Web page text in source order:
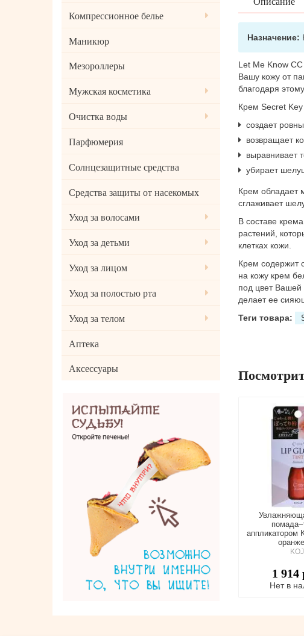
Компрессионное белье
Маникюр
Мезороллеры
Мужская косметика
Очистка воды
Парфюмерия
Солнцезащитные средства
Средства защиты от насекомых
Уход за волосами
Уход за детьми
Уход за лицом
Уход за полостью рта
Уход за телом
Аптека
Аксессуары
Тени для век кремовые THE SAEM
Saemmul single shadow(paste) YE01
Honey Gelato 1,8 гр
Нет в наличии
Назначение:
Let Me Know
Вашу кожу от
благодаря
Крем Secret
создает
возвращает
выравнивает
убирает
Крем обладает
сглаживает
В составе
растений,
клетках кожи.
Крем содержит
на кожу крем
под цвет Вашей
делает ее
Теги товара:
аппликатором
1 914
Нет в